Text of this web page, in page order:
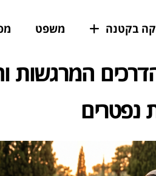
בקטנה משפט
המרגשות
נפטרים